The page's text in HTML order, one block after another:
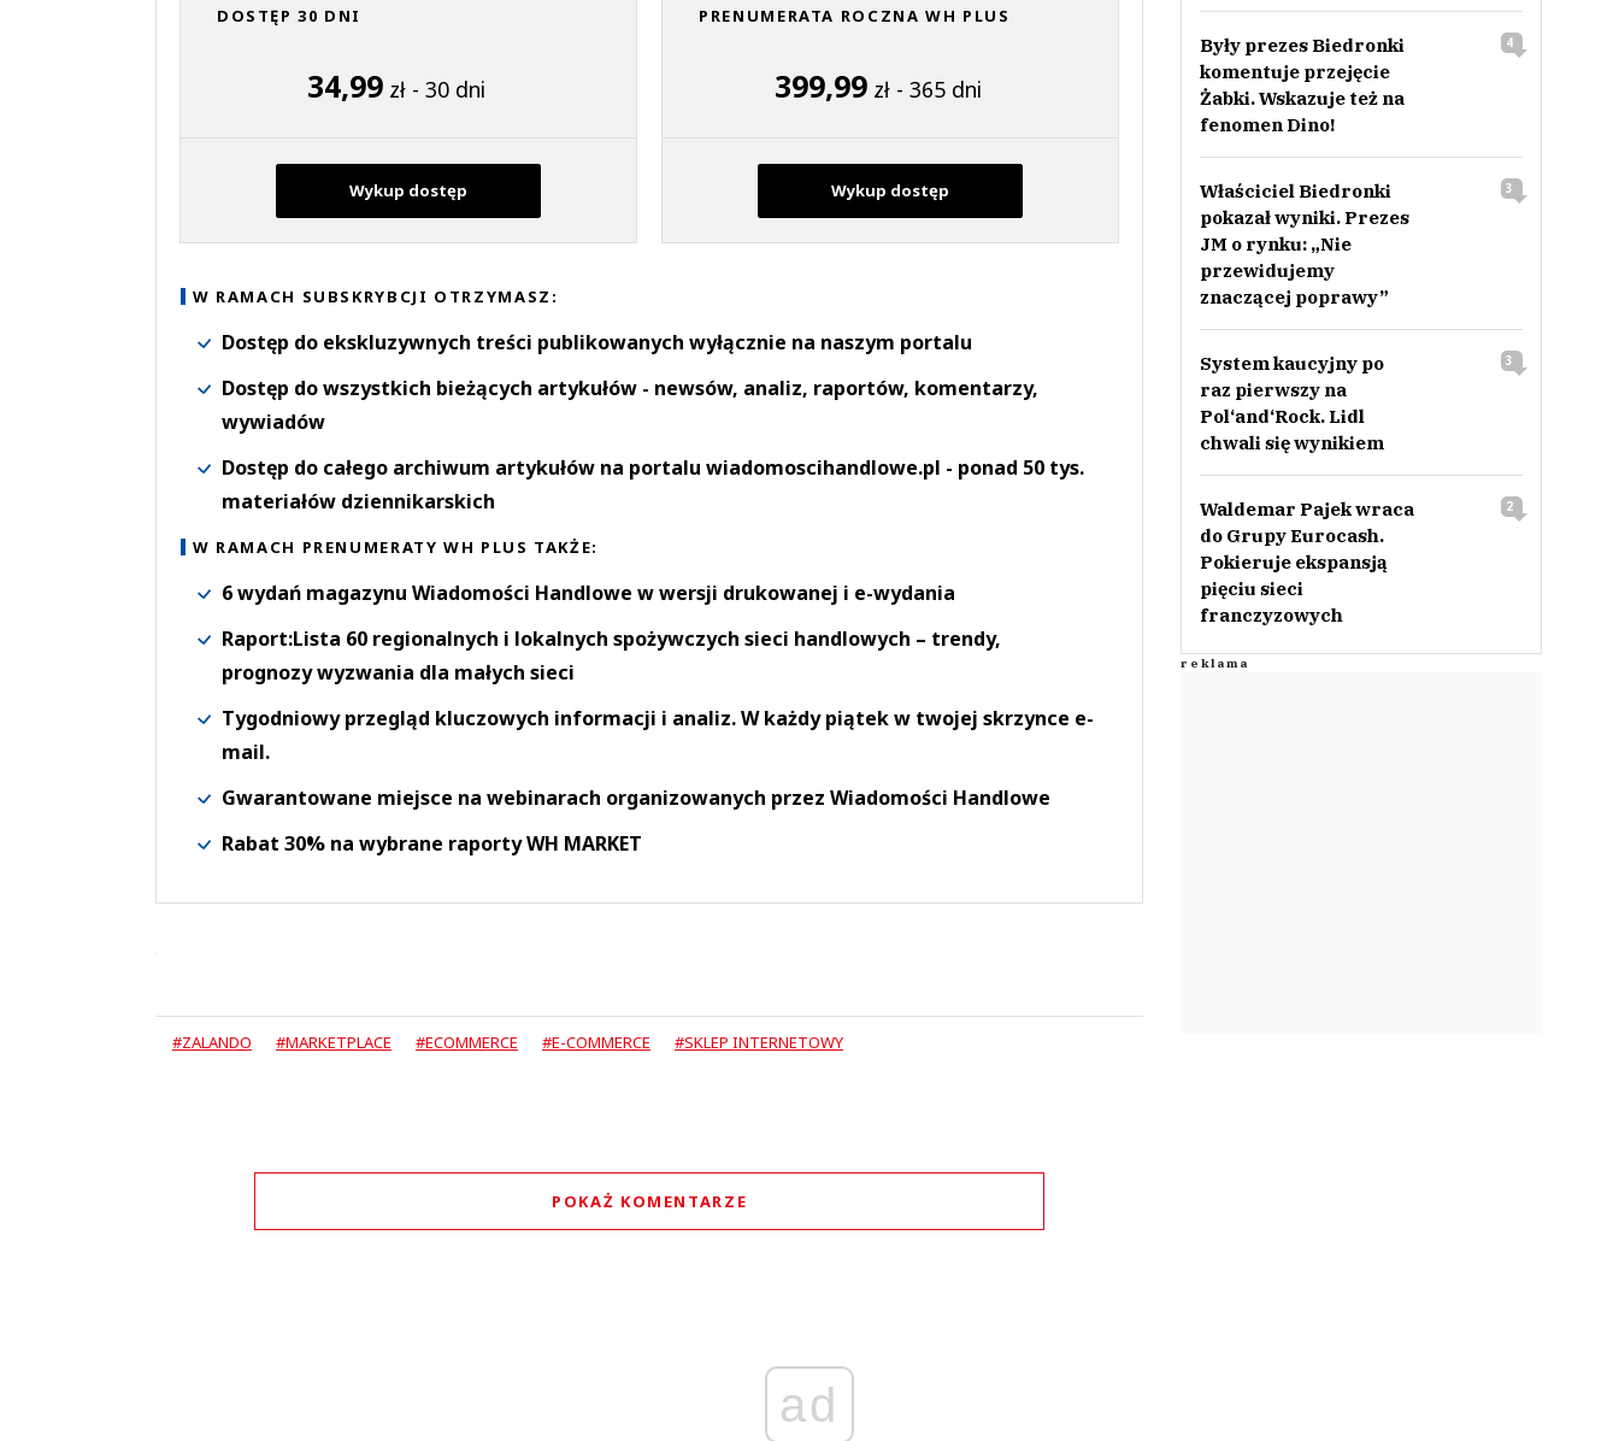
DOSTĘP 30 DNI
34,99 zł - 30 dni
Wykup dostęp
PRENUMERATA ROCZNA WH PLUS
399,99 zł - 365 dni
Wykup dostęp
W RAMACH SUBSKRYBCJI OTRZYMASZ:
Dostęp do ekskluzywnych treści publikowanych wyłącznie na naszym portalu
Dostęp do wszystkich bieżących artykułów - newsów, analiz, raportów, komentarzy,
wywiadów
Dostęp do całego archiwum artykułów na portalu wiadomoscihandlowe.pl - ponad 50 tys.
materiałów dziennikarskich
W RAMACH PRENUMERATY WH PLUS TAKŻE:
6 wydań magazynu Wiadomości Handlowe w wersji drukowanej i e-wydania
Raport:Lista 60 regionalnych i lokalnych spożywczych sieci handlowych – trendy,
prognozy wyzwania dla małych sieci
Tygodniowy przegląd kluczowych informacji i analiz. W każdy piątek w twojej skrzynce e-
mail.
Gwarantowane miejsce na webinarach organizowanych przez Wiadomości Handlowe
Rabat 30% na wybrane raporty WH MARKET
#ZALANDO #MARKETPLACE #ECOMMERCE #E-COMMERCE #SKLEP INTERNETOWY
POKAŻ KOMENTARZE
Były prezes Biedronki
komentuje przejęcie
Żabki. Wskazuje też na
fenomen Dino!
4
Właściciel Biedronki
pokazał wyniki. Prezes
JM o rynku: „Nie
przewidujemy
znaczącej poprawy”
3
System kaucyjny po
raz pierwszy na
Pol‘and‘Rock. Lidl
chwali się wynikiem
3
Waldemar Pajek wraca
do Grupy Eurocash.
Pokieruje ekspansją
pięciu sieci
franczyzowych
2
ad